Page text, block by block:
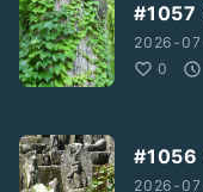
#1057
2026-
0
#1056
2026-